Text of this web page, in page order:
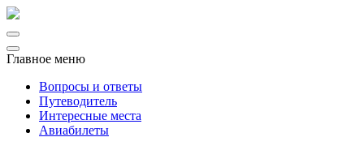
Главное меню
Вопросы и ответы
Путеводитель
Интересные места
Авиабилеты